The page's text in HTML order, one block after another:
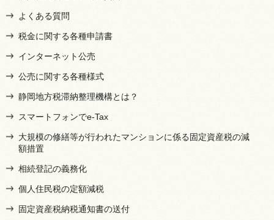
よくある質問
税金に関する各種申請書
インターネット公売
公売に関する各種様式
静岡地方税滞納整理機構とは？
スマートフォンでe-Tax
大規模の修繕等が行われたマンションに係る固定資産税の減
額措置
相続登記の義務化
個人住民税の定額減税
固定資産税納税通知書の送付